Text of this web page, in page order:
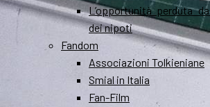
L’opportunità perduta
dei nipoti
Fandom
Associazioni Tolkieniane
Smial in Italia
Fan-Film